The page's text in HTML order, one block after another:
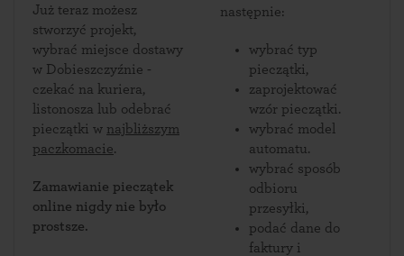
Już teraz możesz
stworzyć projekt,
wybrać miejsce dostawy
w Dobieszczyźnie -
czekać na kuriera,
listonosza lub odebrać
pieczątki w najbliższym
paczkomacie.
Zamawianie pieczątek
online nigdy nie było
prostsze.
następnie:
wybrać typ
pieczątki,
zaprojektować
wzór pieczątki.
wybrać model
automatu.
wybrać sposób
odbioru
przesyłki,
podać dane do
faktury i